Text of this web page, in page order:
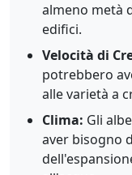
almeno metà
edifici.
Velocità di
potrebbero
alle varietà a
Clima: Gli
aver bisogno